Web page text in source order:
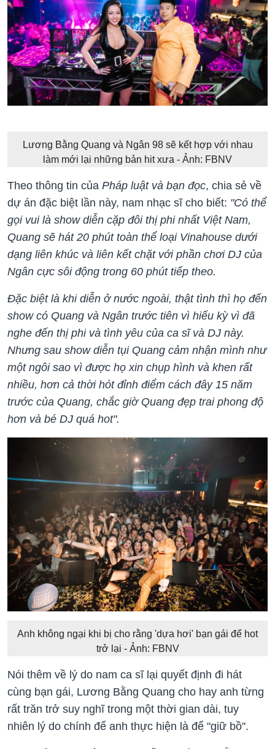
Lương Bằng Quang và Ngân 98 sẽ kết hợp với nhau
làm mới lại những bản hit xưa - Ảnh: FBNV
Theo thông tin của Pháp luật và bạn đọc, chia sẻ về
dự án đặc biệt lần này, nam nhạc sĩ cho biết: "Có thể
gọi vui là show diễn cặp đôi thị phi nhất Việt Nam,
Quang sẽ hát 20 phút toàn thể loại Vinahouse dưới
dạng liên khúc và liên kết chặt với phần chơi DJ của
Ngân cực sôi động trong 60 phút tiếp theo.
Đặc biệt là khi diễn ở nước ngoài, thật tình thì họ đến
show có Quang và Ngân trước tiên vì hiếu kỳ vì đã
nghe đến thị phi và tình yêu của ca sĩ và DJ này.
Nhưng sau show diễn tụi Quang cảm nhận mình như
một ngôi sao vì được họ xin chụp hình và khen rất
nhiều, hơn cả thời hót đỉnh điểm cách đây 15 năm
trước của Quang, chắc giờ Quang đẹp trai phong độ
hơn và bé DJ quá hot".
Anh không ngại khi bị cho rằng 'dựa hơi' bạn gái để hot
trở lại - Ảnh: FBNV
Nói thêm về lý do nam ca sĩ lại quyết định đi hát
cùng bạn gái, Lương Bằng Quang cho hay anh từng
rất trăn trở suy nghĩ trong một thời gian dài, tuy
nhiên lý do chính để anh thực hiện là để "giữ bồ".